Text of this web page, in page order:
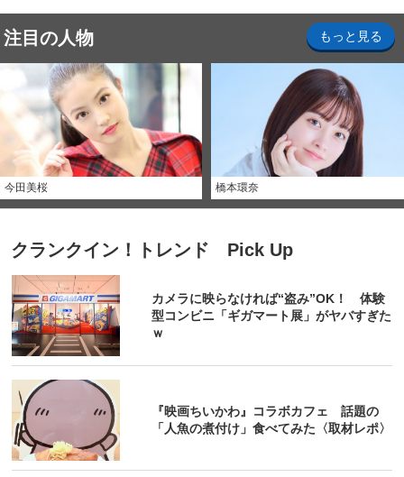
注目の人物 もっと見る
今田美桜 橋本環奈
クランクイン！トレンド Pick Up
カメラに映らなければ“盗み”OK！ 体験
型コンビニ「ギガマート展」がヤバすぎた
ｗ
『映画ちいかわ』コラボカフェ 話題の
「人魚の煮付け」食べてみた〈取材レポ〉